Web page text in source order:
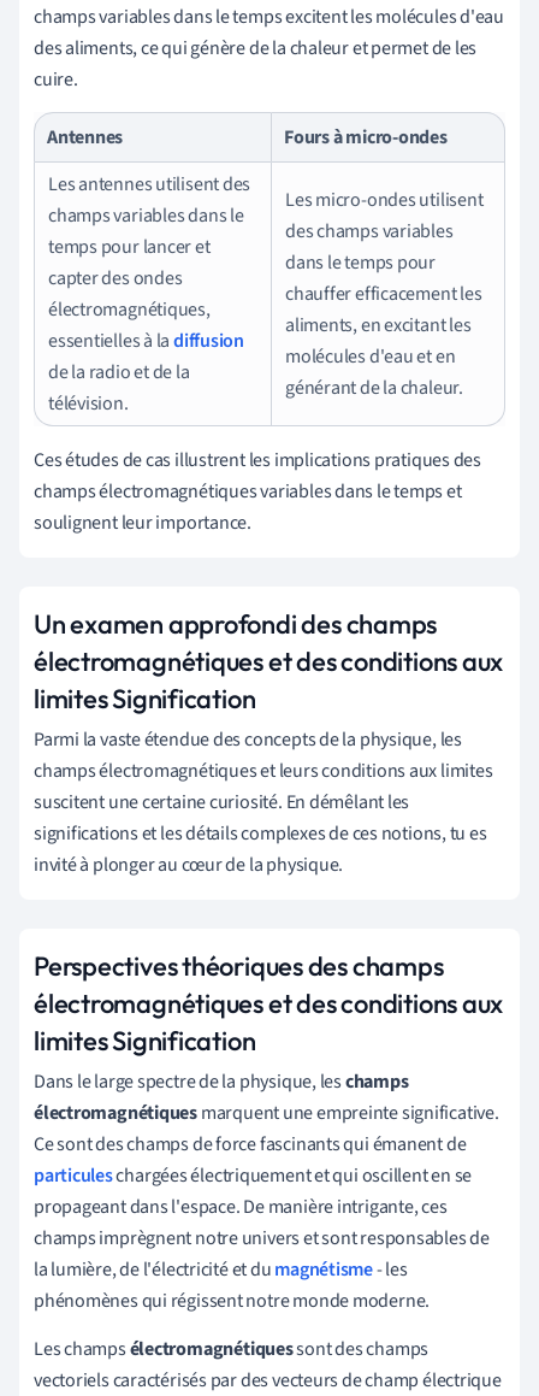
champs variables dans le temps excitent les molécules d'eau
des aliments, ce qui génère de la chaleur et permet de les
cuire.
Antennes
Fours à micro-ondes
Les antennes utilisent des
champs variables dans le
temps pour lancer et
capter des ondes
électromagnétiques,
essentielles à ladiffusion
de la radio et de la
télévision.
Les micro-ondes utilisent
des champs variables
dans le temps pour
chauffer efficacement les
aliments, en excitant les
molécules d'eau et en
générant de la chaleur.
Ces études de cas illustrent les implications pratiques des
champs électromagnétiques variables dans le temps et
soulignent leur importance.
Un examen approfondi des champs
électromagnétiques et des conditions aux
limites Signification
Parmi la vaste étendue des concepts de la physique, les
champs électromagnétiques et leurs conditions aux limites
suscitent une certaine curiosité. En démêlant les
significations et les détails complexes de ces notions, tu es
invité à plonger au cœur de la physique.
Perspectives théoriques des champs
électromagnétiques et des conditions aux
limites Signification
Dans le large spectre de la physique, leschamps
électromagnétiquesmarquent une empreinte significative.
Ce sont des champs de force fascinants qui émanent de
particuleschargées électriquement et qui oscillent en se
propageant dans l'espace. De manière intrigante, ces
champs imprègnent notre univers et sont responsables de
la lumière, de l'électricité et dumagnétisme- les
phénomènes qui régissent notre monde moderne.
Les champsélectromagnétiquessont des champs
vectoriels caractérisés par des vecteurs de champ électrique